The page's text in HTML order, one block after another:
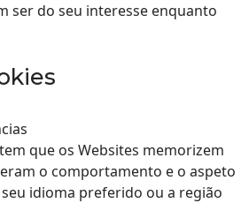
ser do seu interesse enquanto
que os Websites memorizem
o comportamento e o aspeto
idioma preferido ou a região